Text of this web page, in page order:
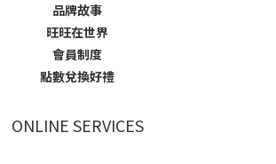
品牌故事
旺旺在世界
會員制度
點數兌換好禮
ONLINE SERVICES